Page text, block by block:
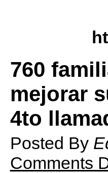
760
mejorar
4to
Posted By
Comments